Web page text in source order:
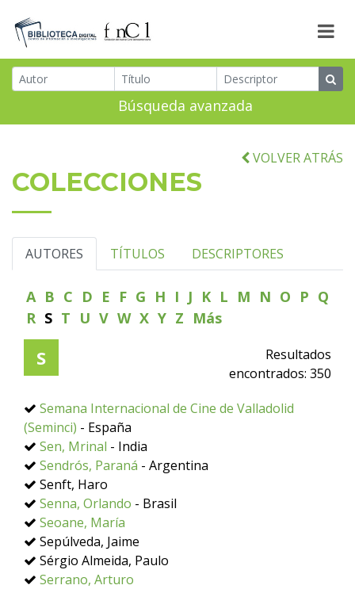
Búsqueda avanzada
VOLVER ATRÁS
COLECCIONES
AUTORES TÍTULOS DESCRIPTORES
A B C D E F G H I J K L M N O P Q
R S T U V W X Y Z Más
S
Resultados
encontrados: 350
Semana Internacional de Cine de Valladolid
(Seminci) - España
Sen, Mrinal - India
Sendrós, Paraná - Argentina
Senft, Haro
Senna, Orlando - Brasil
Seoane, María
Sepúlveda, Jaime
Sérgio Almeida, Paulo
Serrano, Arturo